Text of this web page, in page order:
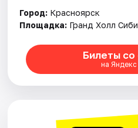
Город: Красноярск
Площадка: Гранд Холл
Билеты со
на